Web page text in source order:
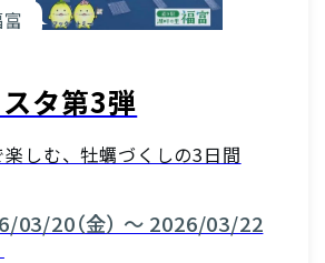
タ第3弾
楽しむ、牡蠣づくしの3日間
03/20（金） ～ 2026/03/22